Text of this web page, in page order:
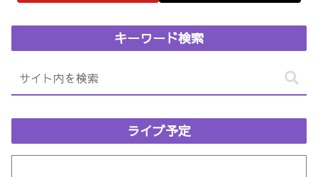
キーワード検索
ライブ予定